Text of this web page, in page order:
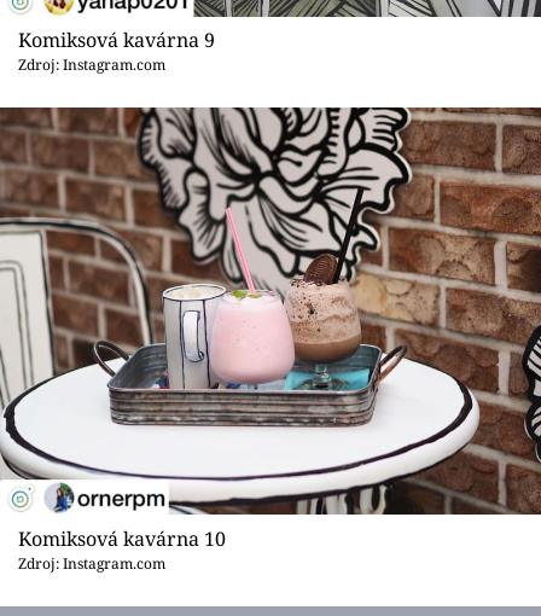
Komiksová kavárna 9
Zdroj: Instagram.com
Komiksová kavárna 10
Zdroj: Instagram.com